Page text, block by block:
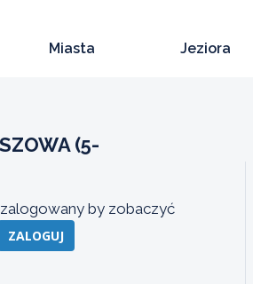
Miasta Jeziora
(5-
by zobaczyć
ZALOGUJ